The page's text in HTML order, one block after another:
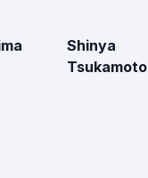
Shinya
Tsukamoto